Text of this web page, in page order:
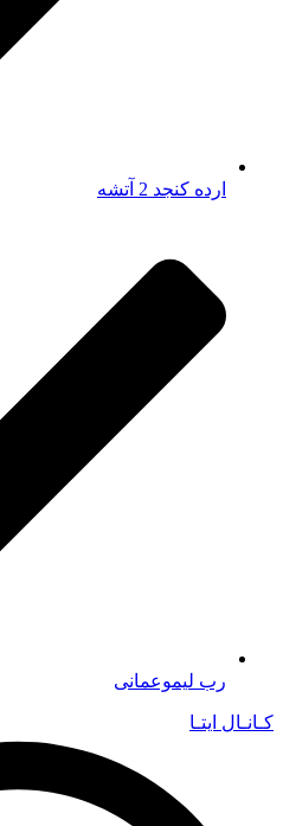
ارده کنجد 2 آتشه
رب لیموعمانی
کـانـال ایتـا